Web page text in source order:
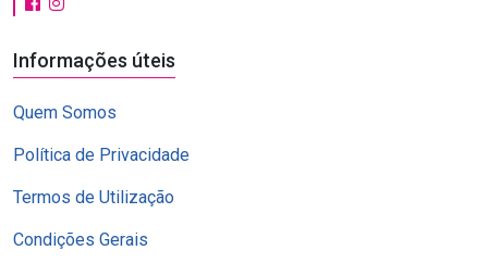
Informações úteis
Quem Somos
Política de Privacidade
Termos de Utilização
Condições Gerais